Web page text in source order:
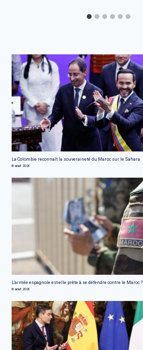
La Colombie reconnaît la souveraineté du Maroc sur le Sahara
8 août 2026
L'armée espagnole est-elle prête à se défendre contre le Maroc ?
8 août 2026